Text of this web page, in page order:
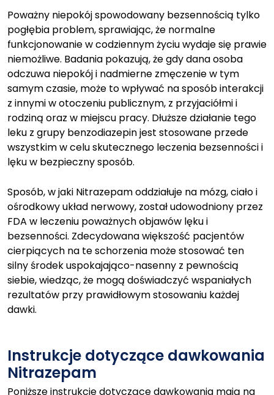
Poważny niepokój spowodowany bezsennością tylko
pogłębia problem, sprawiając, że normalne
funkcjonowanie w codziennym życiu wydaje się prawie
niemożliwe. Badania pokazują, że gdy dana osoba
odczuwa niepokój i nadmierne zmęczenie w tym
samym czasie, może to wpływać na sposób interakcji
z innymi w otoczeniu publicznym, z przyjaciółmi i
rodziną oraz w miejscu pracy. Dłuższe działanie tego
leku z grupy benzodiazepin jest stosowane przede
wszystkim w celu skutecznego leczenia bezsenności i
lęku w bezpieczny sposób.
Sposób, w jaki Nitrazepam oddziałuje na mózg, ciało i
ośrodkowy układ nerwowy, został udowodniony przez
FDA w leczeniu poważnych objawów lęku i
bezsenności. Zdecydowana większość pacjentów
cierpiących na te schorzenia może stosować ten
silny środek uspokajająco-nasenny z pewnością
siebie, wiedząc, że mogą doświadczyć wspaniałych
rezultatów przy prawidłowym stosowaniu każdej
dawki.
Instrukcje dotyczące dawkowania
Nitrazepam
Poniższe instrukcje dotyczące dawkowania mają na